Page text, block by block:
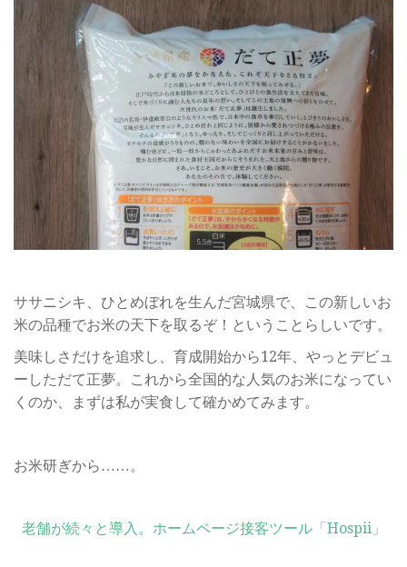
ササニシキ、ひとめぼれを生んだ宮城県で、この新しいお
米の品種でお米の天下を取るぞ！ということらしいです。
美味しさだけを追求し、育成開始から12年、やっとデビュ
ーしただて正夢。これから全国的な人気のお米になってい
くのか、まずは私が実食して確かめてみます。
お米研ぎから……。
老舗が続々と導入。ホームページ接客ツール「Hospii」